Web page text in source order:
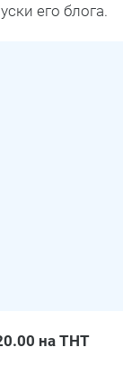
его блога.
на ТНТ